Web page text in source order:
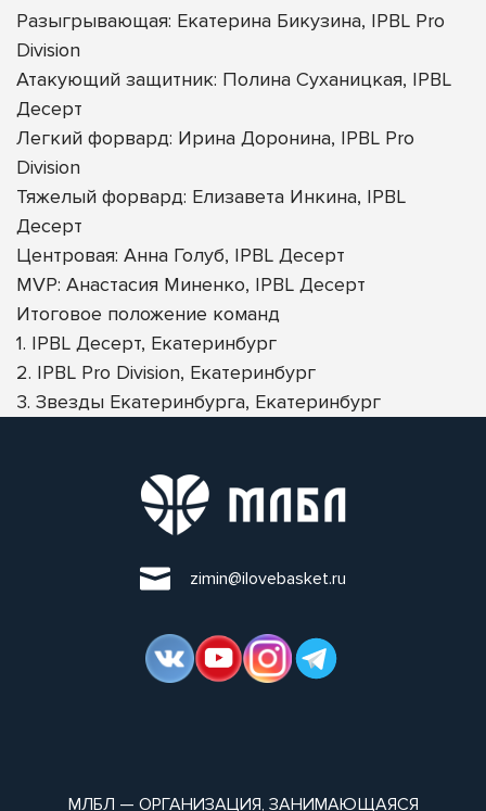
Разыгрывающая: Екатерина Бикузина, IPBL Pro
Division
Атакующий защитник: Полина Суханицкая, IPBL
Десерт
Легкий форвард: Ирина Доронина, IPBL Pro
Division
Тяжелый форвард: Елизавета Инкина, IPBL
Десерт
Центровая: Анна Голуб, IPBL Десерт
MVP: Анастасия Миненко, IPBL Десерт
Итоговое положение команд
1. IPBL Десерт, Екатеринбург
2. IPBL Pro Division, Екатеринбург
3. Звезды Екатеринбурга, Екатеринбург
zimin@ilovebasket.ru
МЛБЛ — ОРГАНИЗАЦИЯ, ЗАНИМАЮЩАЯСЯ